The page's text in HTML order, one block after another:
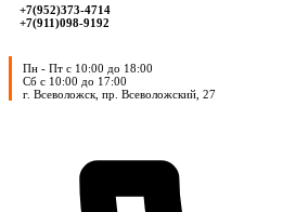
+7(952)373-4714
+7(911)098-9192
Пн - Пт с 10:00 до 18:00
Сб с 10:00 до 17:00
г. Всеволожск, пр. Всеволожский, 27